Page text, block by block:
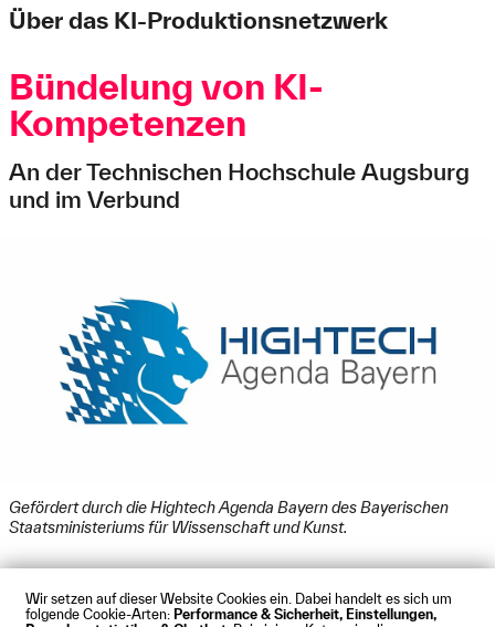
Wir setzen auf dieser Website Cookies ein. Dabei handelt es sich um
folgende Cookie-Arten: Performance & Sicherheit, Einstellungen,
Über das KI-Produktionsnetzwerk
Bündelung von KI-
Kompetenzen
An der Technischen Hochschule Augsburg
und im Verbund
Gefördert durch die Hightech Agenda Bayern des Bayerischen
Staatsministeriums für Wissenschaft und Kunst.